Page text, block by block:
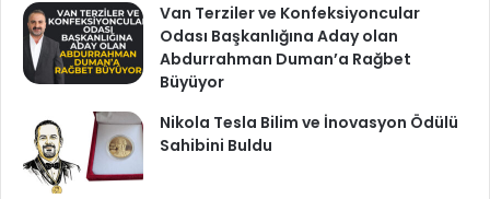
Van Terziler ve Konfeksiyoncular
Odası Başkanlığına Aday olan
Abdurrahman Duman’a Rağbet
Büyüyor
Nikola Tesla Bilim ve İnovasyon Ödülü
Sahibini Buldu